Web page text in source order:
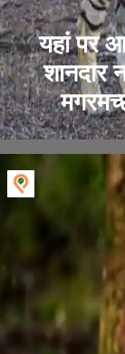
यहां पर
शानदार